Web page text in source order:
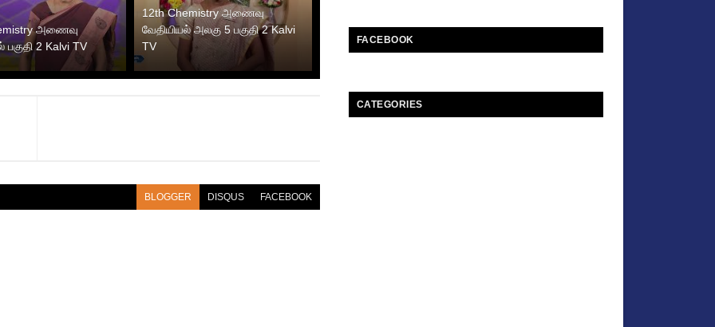
அணைவு
பகுதி 2 Kalvi TV
12th Chemistry அணைவு
வேதியியல் அலகு 5 பகுதி 2 Kalvi
TV
BLOGGER DISQUS FACEBOOK
FACEBOOK
CATEGORIES